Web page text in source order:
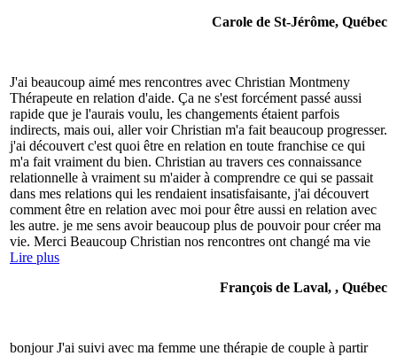
Carole de St-Jérôme, Québec
J'ai beaucoup aimé mes rencontres avec Christian Montmeny
Thérapeute en relation d'aide. Ça ne s'est forcément passé aussi
rapide que je l'aurais voulu, les changements étaient parfois
indirects, mais oui, aller voir Christian m'a fait beaucoup progresser.
j'ai découvert c'est quoi être en relation en toute franchise ce qui
m'a fait vraiment du bien. Christian au travers ces connaissance
relationnelle à vraiment su m'aider à comprendre ce qui se passait
dans mes relations qui les rendaient insatisfaisante, j'ai découvert
comment être en relation avec moi pour être aussi en relation avec
les autre. je me sens avoir beaucoup plus de pouvoir pour créer ma
vie. Merci Beaucoup Christian nos rencontres ont changé ma vie
Lire plus
François de Laval, , Québec
bonjour J'ai suivi avec ma femme une thérapie de couple à partir